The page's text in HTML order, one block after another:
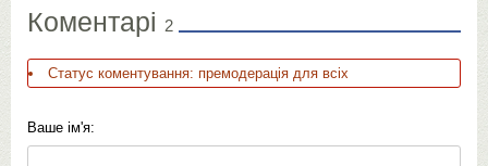
Коментарі 2
Статус коментування: премодерація для всіх
Ваше ім'я: